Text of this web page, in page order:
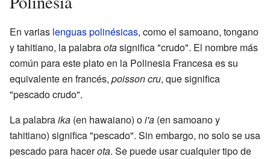
En varias lenguas polinésicas, como el samoano, tongano
y tahitiano, la palabraotasignifica "crudo". El nombre más
común para este plato en la Polinesia Francesa es su
equivalente en francés, poisson cru, que significa
"pescado crudo".
La palabraika (en hawaiano) oi'a (en samoano y
tahitiano) significa "pescado". Sin embargo, no solo se usa
pescado para hacerota. Se puede usar cualquier tipo de